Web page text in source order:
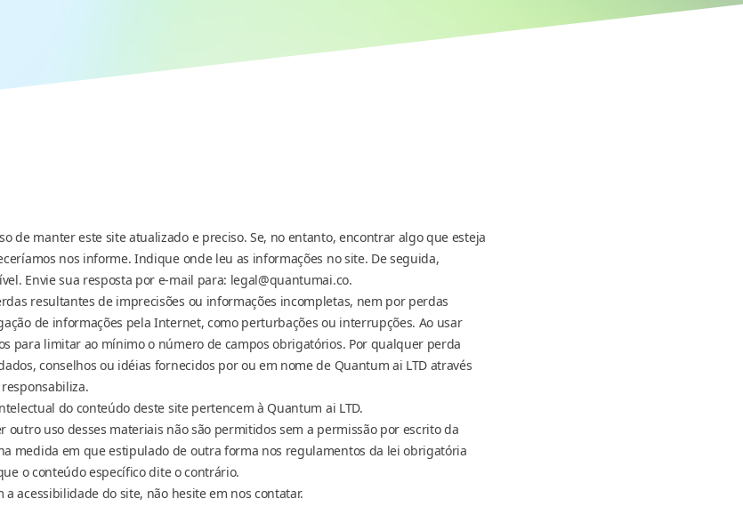
de manter este site atualizado e preciso. Se, no entanto, encontrar algo que esteja
nos informe. Indique onde leu as informações no site. De seguida,
Envie sua resposta por e-mail para: legal@quantumai.co.
resultantes de imprecisões ou informações incompletas, nem por perdas
de informações pela Internet, como perturbações ou interrupções. Ao usar
para limitar ao mínimo o número de campos obrigatórios. Por qualquer perda
conselhos ou idéias fornecidos por ou em nome de Quantum ai LTD através
do conteúdo deste site pertencem à Quantum ai LTD.
outro uso desses materiais não são permitidos sem a permissão por escrito da
medida em que estipulado de outra forma nos regulamentos da lei obrigatória
o conteúdo específico dite o contrário.
acessibilidade do site, não hesite em nos contatar.